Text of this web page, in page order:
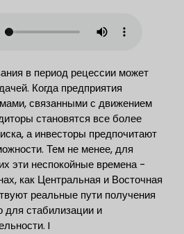
в период рецессии может
Когда предприятия
связанными с движением
становятся все более
а инвесторы предпочитают
Тем не менее, для
эти неспокойные времена -
как Центральная и Восточная
реальные пути получения
для стабилизации и
I